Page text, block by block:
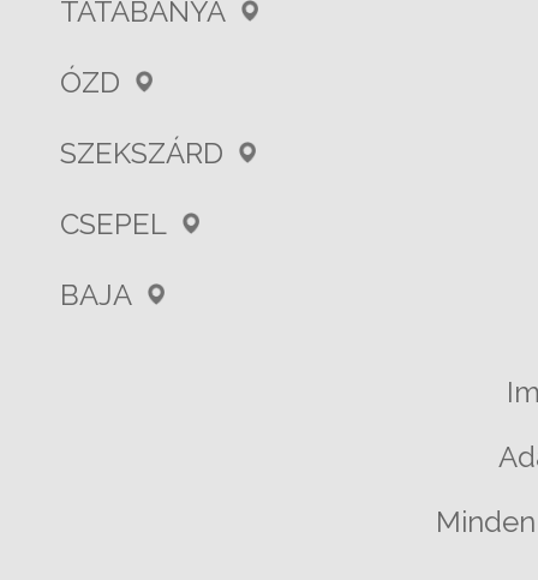
TATABÁNYA
ÓZD
SZEKSZÁRD
CSEPEL
BAJA